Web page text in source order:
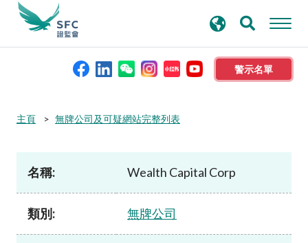
警示名單
本會簡介
規則及標準
資料庫
尋
主頁 無牌公司及可疑網站完整列表
名稱: Wealth Capital Corp
類別: 無牌公司